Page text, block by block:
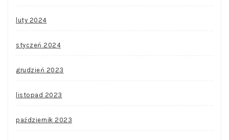
luty 2024
styczeń 2024
grudzień 2023
listopad 2023
październik 2023